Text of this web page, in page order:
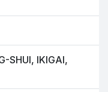
SHUI, IKIGAI,